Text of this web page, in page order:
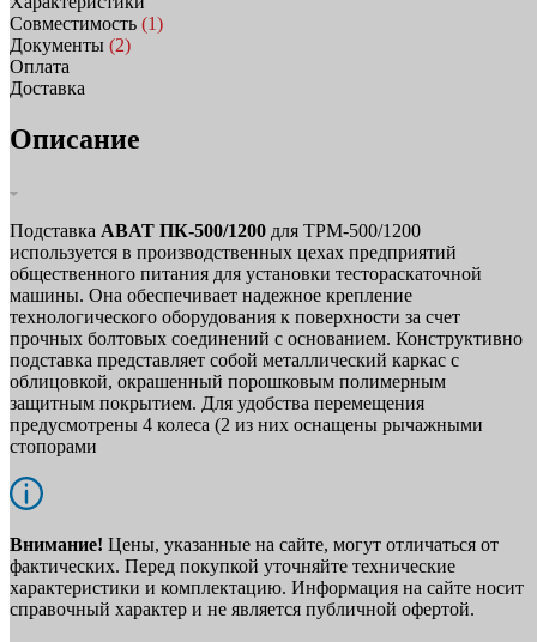
Совместимость (1)
Документы (2)
Оплата
Доставка
Описание
Подставка ABAT ПК-500/1200 для ТРМ-500/1200
используется в производственных цехах предприятий
общественного питания для установки тестораскаточной
машины. Она обеспечивает надежное крепление
технологического оборудования к поверхности за счет
прочных болтовых соединений с основанием. Конструктивно
подставка представляет собой металлический каркас с
облицовкой, окрашенный порошковым полимерным
защитным покрытием. Для удобства перемещения
предусмотрены 4 колеса (2 из них оснащены рычажными
стопорами
Внимание! Цены, указанные на сайте, могут отличаться от
фактических. Перед покупкой уточняйте технические
характеристики и комплектацию. Информация на сайте носит
справочный характер и не является публичной офертой.